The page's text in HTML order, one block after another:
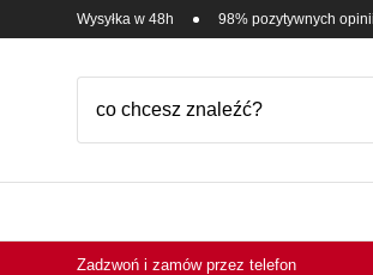
Wysyłka w 48h 98% pozytywnych
Zadzwoń i zamów przez telefon